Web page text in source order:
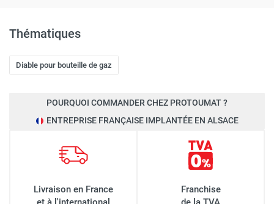
Thématiques
Diable pour bouteille de gaz
POURQUOI COMMANDER CHEZ PROTOUMAT ?
ENTREPRISE FRANÇAISE IMPLANTÉE EN ALSACE
Livraison en France
Franchise